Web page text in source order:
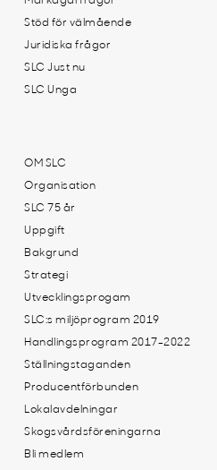
Stöd för välmående
Juridiska frågor
SLC Just nu
SLC Unga
OM SLC
Organisation
SLC 75 år
Uppgift
Bakgrund
Strategi
Utvecklingsprogam
SLC:s miljöprogram 2019
Handlingsprogram 2017-2022
Ställningstaganden
Producentförbunden
Lokalavdelningar
Skogsvårdsföreningarna
Bli medlem